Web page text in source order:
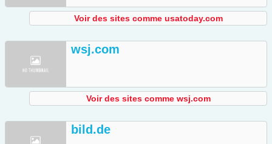
Voir des sites comme usatoday.com
wsj.com
Voir des sites comme wsj.com
bild.de